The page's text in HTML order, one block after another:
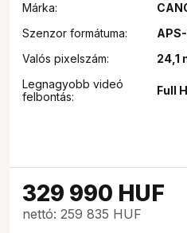
Márka:
Szenzor formátuma:
Valós pixelszám:
24,1
Legnagyobb videó
felbontás:
Full
329 990 HUF
nettó: 259 835 HUF